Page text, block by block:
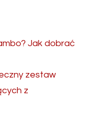
Jak dobrać
zestaw
z